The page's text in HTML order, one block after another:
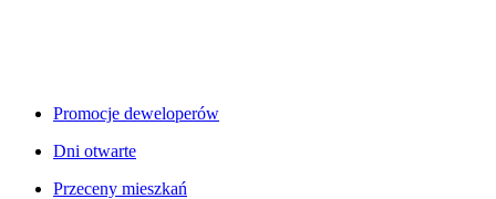
Promocje deweloperów
Dni otwarte
Przeceny mieszkań